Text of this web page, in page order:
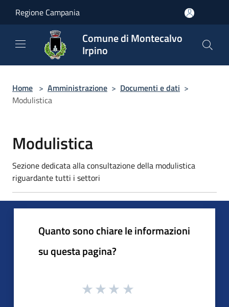
Regione Campania
Comune di Montecalvo
Irpino
Home > Amministrazione > Documenti e dati >
Modulistica
Modulistica
Sezione dedicata alla consultazione della modulistica
riguardante tutti i settori
Quanto sono chiare le informazioni
su questa pagina?